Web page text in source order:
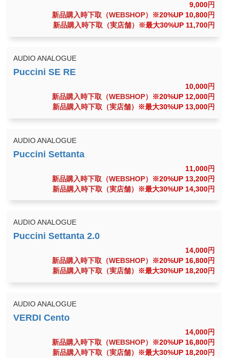
9,000円
新品購入時下取（WEBSHOP）
※20%UP 10,800円
新品購入時下取（実店舗）
※最大30%UP 11,700円
AUDIO ANALOGUE
10,000円
新品購入時下取（WEBSHOP）
※20%UP 12,000円
新品購入時下取（実店舗）
※最大30%UP 13,000円
AUDIO ANALOGUE
11,000円
新品購入時下取（WEBSHOP）
※20%UP 13,200円
新品購入時下取（実店舗）
※最大30%UP 14,300円
AUDIO ANALOGUE
14,000円
新品購入時下取（WEBSHOP）
※20%UP 16,800円
新品購入時下取（実店舗）
※最大30%UP 18,200円
AUDIO ANALOGUE
14,000円
新品購入時下取（WEBSHOP）
※20%UP 16,800円
新品購入時下取（実店舗）
※最大30%UP 18,200円